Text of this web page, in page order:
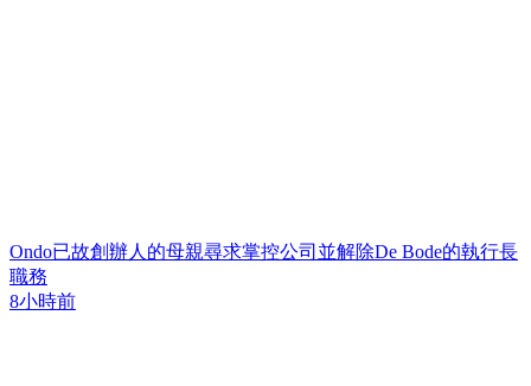
Ondo已故創辦人的母親尋求掌控公司並解除De Bode的執行長
職務
8小時前